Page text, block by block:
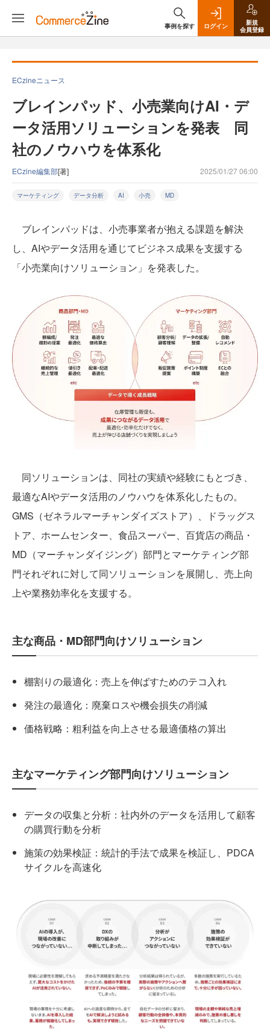
事例を探す ログイン
新規
会員登録
ECzineニュース
ブレインパッド、小売業向けAI・デ
ータ活用ソリューションを発表 同
社のノウハウを体系化
ECzine編集部[著] 2025/01/27 06:00
マーケティング データ分析 AI 小売 MD
ブレインパッドは、小売事業者が抱える課題を解決
し、AIやデータ活用を通じてビジネス成果を支援する
「小売業向けソリューション」を発表した。
同ソリューションは、同社の実績や経験にもとづき、
最適なAIやデータ活用のノウハウを体系化したもの。
GMS（ゼネラルマーチャンダイズストア）、ドラッグス
トア、ホームセンター、食品スーパー、百貨店の商品・
MD（マーチャンダイジング）部門とマーケティング部
門それぞれに対して同ソリューションを展開し、売上向
上や業務効率化を支援する。
主な商品・MD部門向けソリューション
棚割りの最適化：売上を伸ばすためのテコ入れ
発注の最適化：廃棄ロスや機会損失の削減
価格戦略：粗利益を向上させる最適価格の算出
主なマーケティング部門向けソリューション
データの収集と分析：社内外のデータを活用して顧客
の購買行動を分析
施策の効果検証：統計的手法で成果を検証し、PDCA
サイクルを高速化